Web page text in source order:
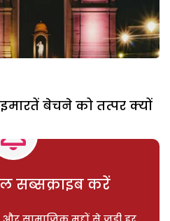
बेचने को तत्पर क्यों
सब्सक्राइब करें